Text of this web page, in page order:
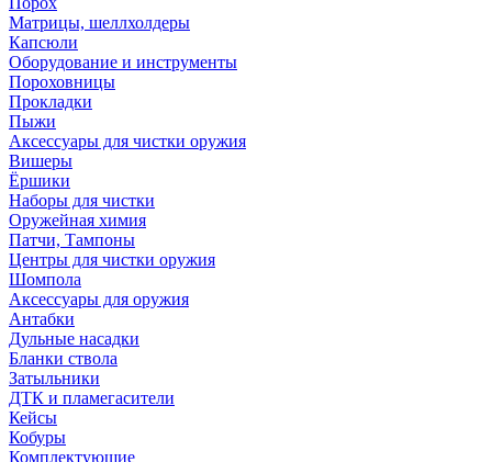
Матрицы, шеллхолдеры
Капсюли
Оборудование и инструменты
Пороховницы
Прокладки
Пыжи
Аксессуары для чистки оружия
Вишеры
Ёршики
Наборы для чистки
Оружейная химия
Патчи, Тампоны
Центры для чистки оружия
Шомпола
Аксессуары для оружия
Антабки
Дульные насадки
Бланки ствола
Затыльники
ДТК и пламегасители
Кейсы
Кобуры
Комплектующие